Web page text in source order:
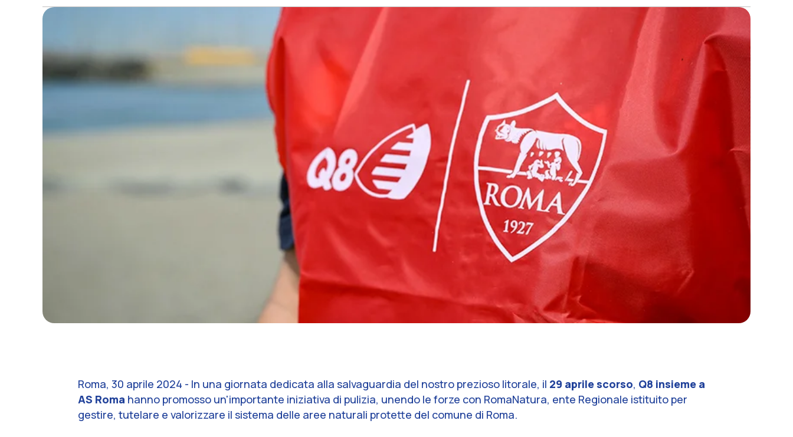
Roma, 30 aprile 2024 - In una giornata dedicata alla salvaguardia del nostro prezioso litorale, il 29 aprile scorso, Q8 insieme a
AS Roma hanno promosso un'importante iniziativa di pulizia, unendo le forze con RomaNatura, ente Regionale istituito per
gestire, tutelare e valorizzare il sistema delle aree naturali protette del comune di Roma.